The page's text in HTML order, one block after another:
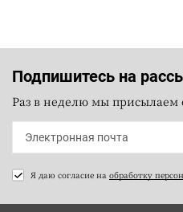
Подпишитесь на
Раз в неделю мы присылаем
Я даю согласие на обработку